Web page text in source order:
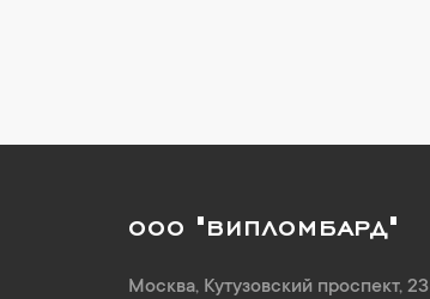
ООО "ВИПЛОМБАРД"
Москва, Кутузовский проспект, 23